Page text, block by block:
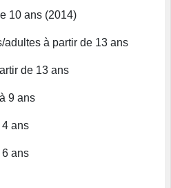
10 ans (2014)
adultes à partir de 13 ans
de 13 ans
9 ans
4 ans
6 ans